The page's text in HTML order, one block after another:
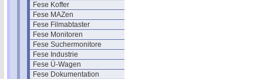
Fese Koffer
Fese MAZen
Fese Filmabtaster
Fese Monitoren
Fese Suchermonitore
Fese Industrie
Fese Ü-Wagen
Fese Dokumentation